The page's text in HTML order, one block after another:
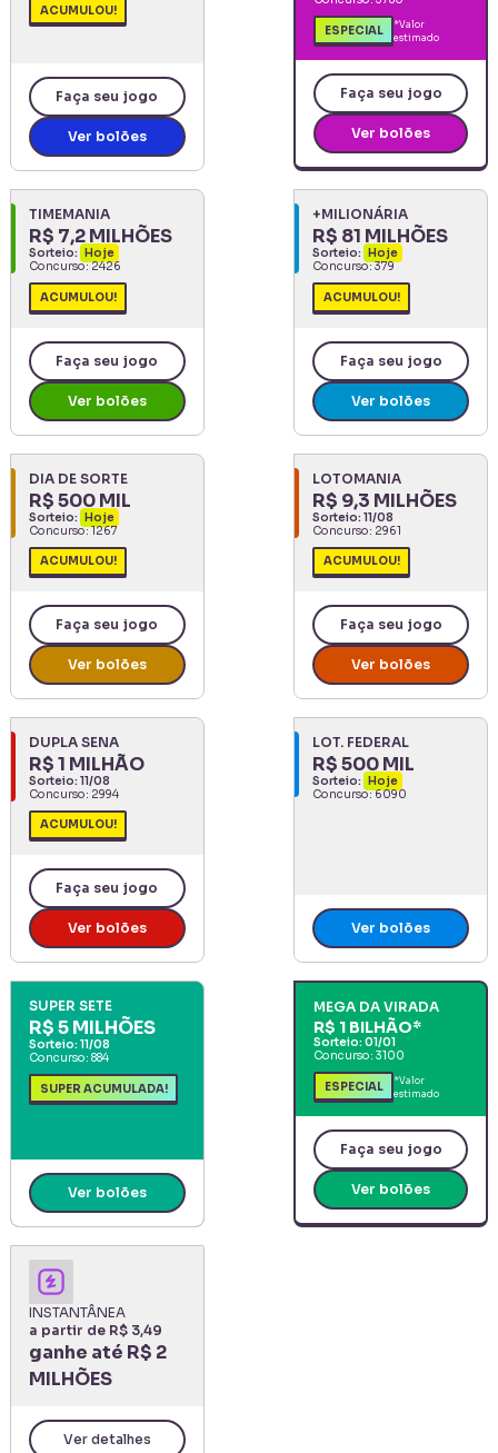
ACUMULOU!
Faça seu jogo
Ver bolões
ESPECIAL
*Valor
estimado
Faça seu jogo
Ver bolões
TIMEMANIA
R$ 7,2 MILHÕES
Sorteio:
Hoje
Concurso:2426
ACUMULOU!
Faça seu jogo
Ver bolões
+MILIONÁRIA
R$ 81 MILHÕES
Sorteio:
Hoje
Concurso:379
ACUMULOU!
Faça seu jogo
Ver bolões
DIA DE SORTE
R$ 500 MIL
Sorteio: Hoje
Concurso:1267
ACUMULOU!
Faça seu jogo
Ver bolões
LOTOMANIA
R$ 9,3 MILHÕES
Sorteio: 11/08
Concurso: 2961
ACUMULOU!
Faça seu jogo
Ver bolões
DUPLA SENA
R$ 1 MILHÃO
Sorteio: 11/08
Concurso: 2994
ACUMULOU!
Faça seu jogo
Ver bolões
LOT. FEDERAL
R$ 500 MIL
Sorteio: Hoje
Concurso:6090
Ver bolões
SUPER SETE
R$ 5 MILHÕES
Sorteio:11/08
Concurso: 884
SUPER ACUMULADA!
Ver bolões
MEGA DA VIRADA
R$ 1 BILHÃO*
Sorteio:01/01
Concurso: 3100
ESPECIAL
*Valor
estimado
Faça seu jogo
Ver bolões
INSTANTÂNEA
a partir de R$ 3,49
ganhe até R$ 2
MILHÕES
Ver detalhes